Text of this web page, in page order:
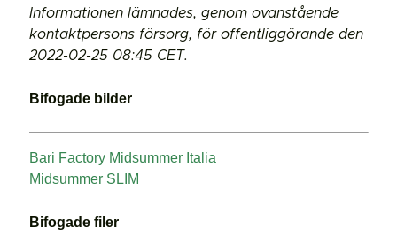
Informationen lämnades, genom ovanstående
kontaktpersons försorg, för offentliggörande den
2022-02-25 08:45 CET.
Bifogade bilder
Bari Factory Midsummer Italia
Midsummer SLIM
Bifogade filer